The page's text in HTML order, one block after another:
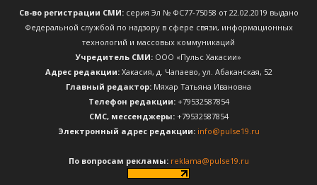
Св-во регистрации СМИ:серия Эл № ФС77-75058 от 22.02.2019 выдано
Федеральной службой по надзору в сфере связи, информационных
технологий и массовых коммуникаций
Учредитель СМИ: ООО «Пульс Хакасии»
Адрес редакции:Хакасия, д. Чапаево, ул. Абаканская, 52
Главный редактор: Мяхар Татьяна Ивановна
Телефон редакции:+79532587854
CМС, мессенджеры:+79532587854
Электронный адрес редакции: info@pulse19.ru
По вопросам рекламы: reklama@pulse19.ru